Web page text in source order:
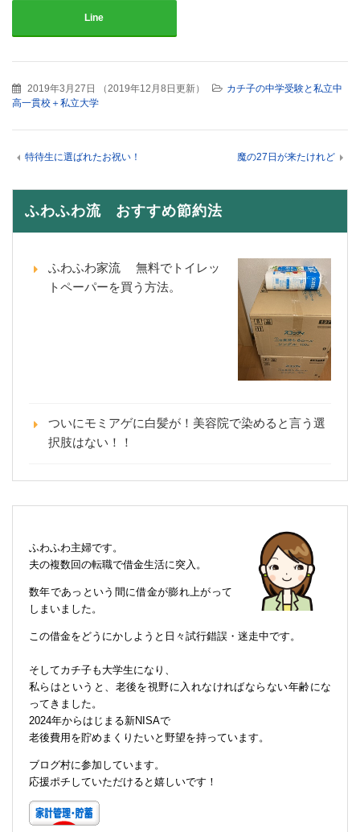
Line
2019年3月27日 （2019年12月8日更新）
カチ子の中学受験と私立中
高一貫校＋私立大学
特待生に選ばれたお祝い！ 魔の27日が来たけれど
ふわふわ流 おすすめ節約法
ふわふわ家流 無料でトイレッ
トペーパーを買う方法。
ついにモミアゲに白髪が！美容院で染めると言う選
択肢はない！！
ふわふわ主婦です。
夫の複数回の転職で借金生活に突入。
数年であっという間に借金が膨れ上がって
しまいました。
この借金をどうにかしようと日々試行錯誤・迷走中です。
そしてカチ子も大学生になり、
私らはというと、老後を視野に入れなければならない年齢にな
ってきました。
2024年からはじまる新NISAで
老後費用を貯めまくりたいと野望を持っています。
ブログ村に参加しています。
応援ポチしていただけると嬉しいです！